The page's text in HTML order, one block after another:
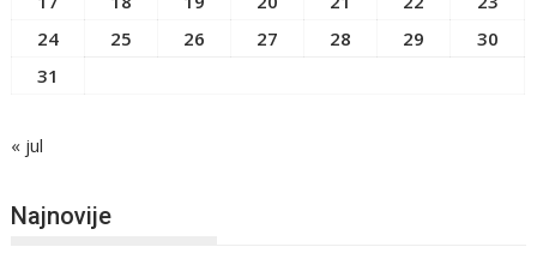
24
25 26 27 28 29
30
31
« jul
Najnovije